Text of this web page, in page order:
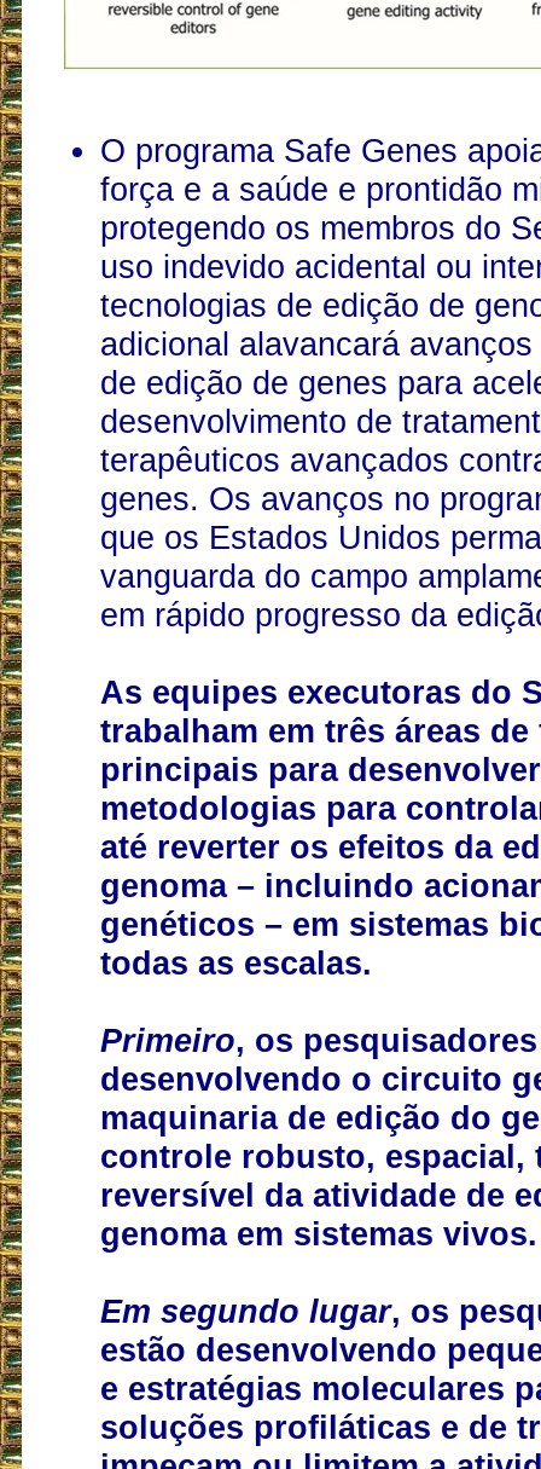
O programa Safe Genes
força e a saúde e prontidão
protegendo os membros do
uso indevido acidental ou
tecnologias de edição de
adicional alavancará
de edição de genes para
desenvolvimento de
terapêuticos avançados
genes. Os avanços no
que os Estados Unidos
vanguarda do campo
em rápido progresso da
As equipes executoras do
trabalham em três áreas
principais para
metodologias para
até reverter os efeitos da
genoma – incluindo
genéticos – em sistemas
todas as escalas.
Primeiro, os
desenvolvendo o circuito
maquinaria de edição do
controle robusto, espacial,
reversível da atividade de
genoma em sistemas vivos.
Em segundo lugar, os
estão desenvolvendo
e estratégias moleculares
soluções profiláticas e de